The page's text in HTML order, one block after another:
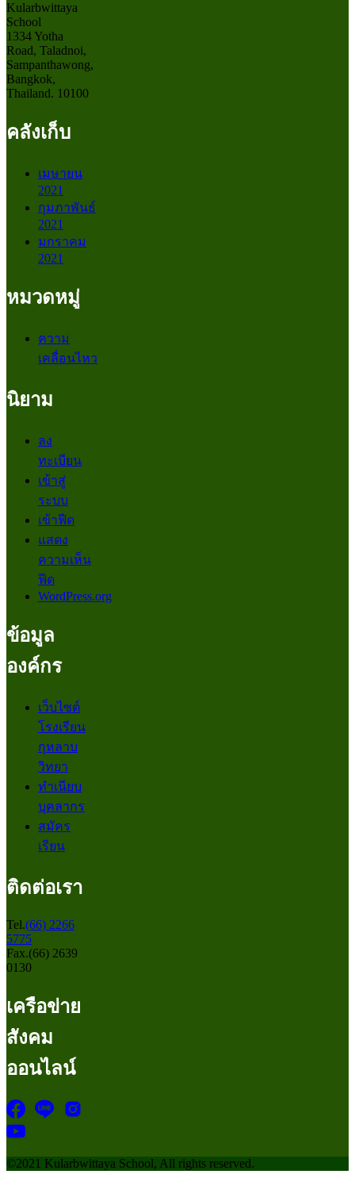
Kularbwittaya
School
1334 Yotha
Road, Taladnoi,
Sampanthawong,
Bangkok,
Thailand. 10100
คลังเก็บ
เมษายน
2021
กุมภาพันธ์
2021
มกราคม
2021
หมวดหมู่
ความ
เคลื่อนไหว
นิยาม
ลง
ทะเบียน
เข้าสู่
ระบบ
เข้าฟีด
แสดง
ความเห็น
ฟีด
WordPress.org
ข้อมูล
องค์กร
เว็บไซต์
โรงเรียน
กุหลาบ
วิทยา
ทำเนียบ
บุคลากร
สมัคร
เรียน
ติดต่อเรา
Tel.(66) 2266
5775
Fax.(66) 2639
0130
เครือข่าย
สังคม
ออนไลน์
©2021 Kularbwittaya School, All rights reserved.